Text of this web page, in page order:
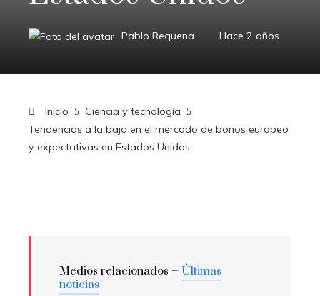
Pablo Requena Hace 2 años
Inicio
Ciencia y tecnología
Tendencias a la baja en el mercado de bonos europeo
y expectativas en Estados Unidos
Medios relacionados – Últimas
noticias